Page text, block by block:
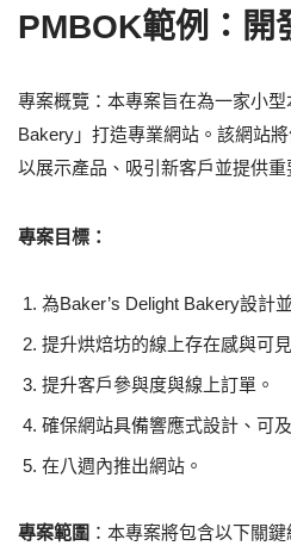
PMBOK範例：開
專案概覽：本專案旨在為一家小型
Bakery」打造專業網站。該網站
以展示產品、吸引新客戶並提供重
專案目標：
為Baker’s Delight Bakery設計
提升烘焙坊的線上存在感與可見
提升客戶參與度與線上訂單。
確保網站具備響應式設計、可
在八週內推出網站。
專案範圍 ：本專案將包含以下關鍵